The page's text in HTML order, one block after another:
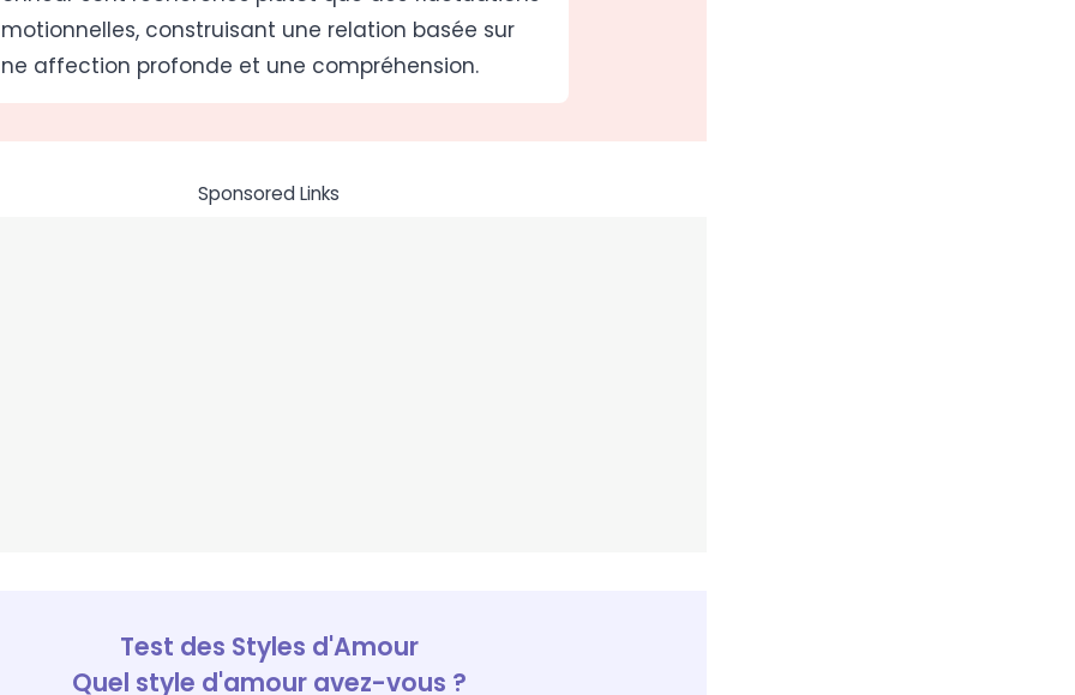
construisant une relation basée sur
affection profonde et une compréhension.
Sponsored Links
Test des Styles d'Amour
Quel style d'amour avez-vous ?